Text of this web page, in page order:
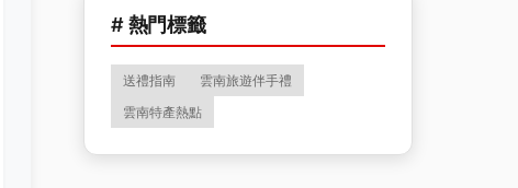
# 熱門標籤
送禮指南
雲南旅遊伴手禮
雲南特產熱點